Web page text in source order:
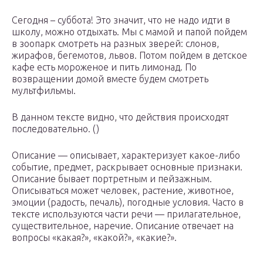
Сегодня – суббота! Это значит, что не надо идти в
школу, можно отдыхать. Мы с мамой и папой пойдем
в зоопарк смотреть на разных зверей: слонов,
жирафов, бегемотов, львов. Потом пойдем в детское
кафе есть мороженое и пить лимонад. По
возвращении домой вместе будем смотреть
мультфильмы.
В данном тексте видно, что действия происходят
последовательно. ()
Описание — описывает, характеризует какое-либо
событие, предмет, раскрывает основные признаки.
Описание бывает портретным и пейзажным.
Описываться может человек, растение, животное,
эмоции (радость, печаль), погодные условия. Часто в
тексте используются части речи — прилагательное,
существительное, наречие. Описание отвечает на
вопросы «какая?», «какой?», «какие?».